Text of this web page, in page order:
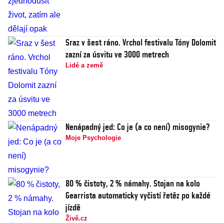
Sraz v šest ráno. Vrchol festivalu Tóny Dolomit
zazní za úsvitu ve 3000 metrech
Lidé a země
Nenápadný jed: Co je (a co není) misogynie?
Moje Psychologie
80 % čistoty, 2 % námahy. Stojan na kolo
Gearrista automaticky vyčistí řetěz po každé
jízdě
Živě.cz